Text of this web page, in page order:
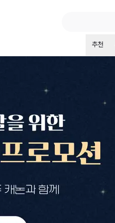
추천